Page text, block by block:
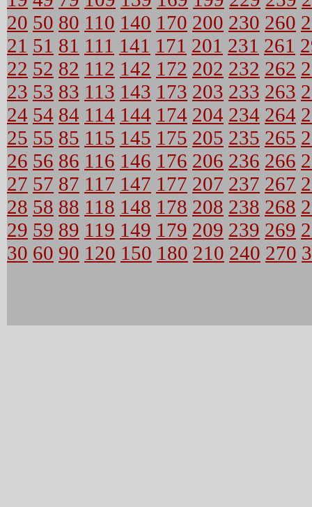
20 50 80 110 140 170 200 230 260
21 51 81 111 141 171 201 231 261
22 52 82 112 142 172 202 232 262
23 53 83 113 143 173 203 233 263
24 54 84 114 144 174 204 234 264
25 55 85 115 145 175 205 235 265
26 56 86 116 146 176 206 236 266
27 57 87 117 147 177 207 237 267
28 58 88 118 148 178 208 238 268
29 59 89 119 149 179 209 239 269
30 60 90 120 150 180 210 240 270